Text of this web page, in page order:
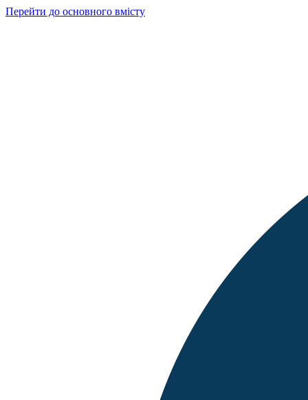
Перейти до основного вмісту